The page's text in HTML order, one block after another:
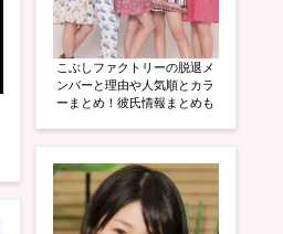
こぶしファクトリーの脱退メ
ンバーと理由や人気順とカラ
ーまとめ！彼氏情報まとめも